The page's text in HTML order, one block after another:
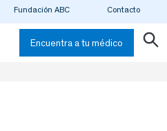
Fundación ABC Contacto
Encuentra a tu médico